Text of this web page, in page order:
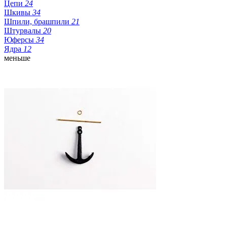
Цепи 24
Шкивы 34
Шпили, брашпили 21
Штурвалы 20
Юферсы 34
Ядра 12
меньше